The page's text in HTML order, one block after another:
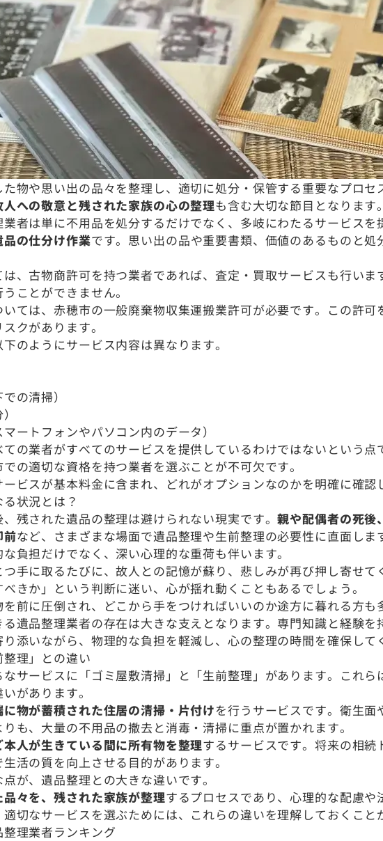
物や思い出の品々を整理し、適切に処分・保管する重要なプロセ
への敬意と残された家族の心の整理も含む大切な節目となります。
者は単に不用品を処分するだけでなく、多岐にわたるサービスを
品の仕分け作業です。思い出の品や重要書類、価値のあるものと処
、古物商許可を持つ業者であれば、査定・買取サービスも行いま
ことができません。
ては、赤穂市の一般廃棄物収集運搬業許可が必要です。この許
クがあります。
のようにサービス内容は異なります。
の清掃）
ートフォンやパソコン内のデータ）
の業者がすべてのサービスを提供しているわけではないという
の適切な資格を持つ業者を選ぶことが不可欠です。
ビスが基本料金に含まれ、どれがオプションなのかを明確に確認
状況とは？
残された遺品の整理は避けられない現実です。親や配偶者の死後
前など、さまざまな場面で遺品整理や生前整理の必要性に直面しま
負担だけでなく、深い心理的な重荷も伴います。
手に取るたびに、故人との記憶が蘇り、悲しみが再び押し寄せて
きか」という判断に迷い、心が揺れ動くこともあるでしょう。
前に圧倒され、どこから手をつければいいのか途方に暮れる方も
遺品整理業者の存在は大きな支えとなります。専門知識と経験を
添いながら、物理的な負担を軽減し、心の整理の時間を確保して
整理」との違い
サービスに「ゴミ屋敷清掃」と「生前整理」があります。これら
があります。
に物が蓄積された住居の清掃・片付けを行うサービスです。衛生
も、大量の不用品の撤去と消毒・清掃に重点が置かれます。
本人が生きている間に所有物を整理するサービスです。将来の相続
活の質を向上させる目的があります。
が、遺品整理との大きな違いです。
々を、残された家族が整理するプロセスであり、心理的な配慮
切なサービスを選ぶためには、これらの違いを理解しておくこと
理業者ランキング